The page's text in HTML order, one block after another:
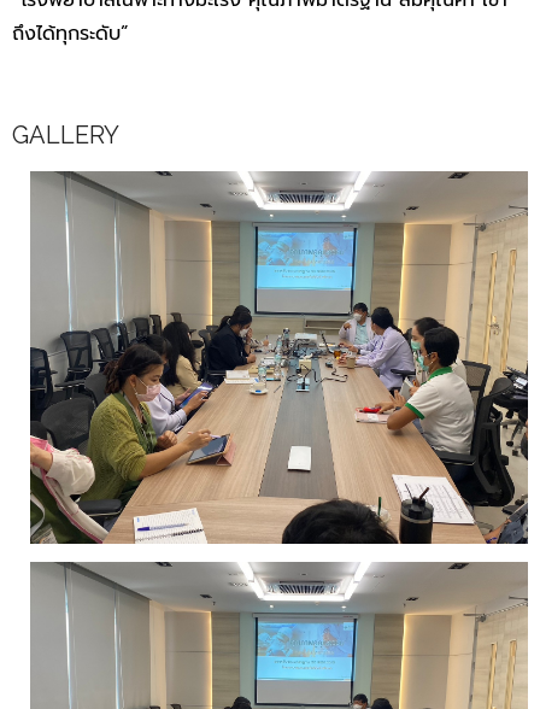
ถึงได้ทุกระดับ”
GALLERY